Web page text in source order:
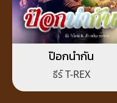
ป๊อกนำกัน
ธีร์ T-REX